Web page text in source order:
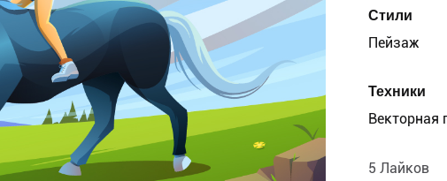
Стили
Пейзаж
Техники
Векторная
5 Лайков